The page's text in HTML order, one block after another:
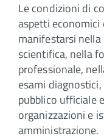
Le condizioni di
aspetti
manifestarsi
scientifica, nella
professionale,
esami
pubblico ufficiale
organizzazioni e
amministrazione.